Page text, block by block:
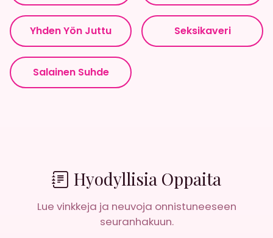
Yhden Yön Juttu Seksikaveri
Salainen Suhde
Hyodyllisia Oppaita
Lue vinkkeja ja neuvoja onnistuneeseen
seuranhakuun.